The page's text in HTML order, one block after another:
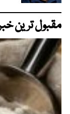
مقبول ترین